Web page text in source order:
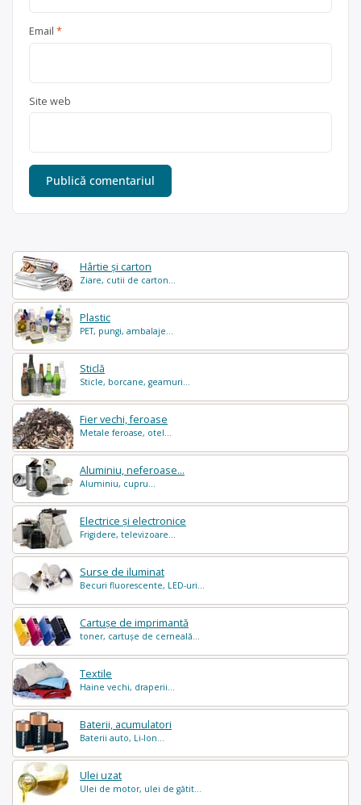
Hârtie și carton
Ziare, cutii de carton...
Plastic
PET, pungi, ambalaje...
Sticlă
Sticle, borcane, geamuri...
Fier vechi, feroase
Metale feroase, otel...
Aluminiu, neferoase...
Aluminiu, cupru...
Electrice și electronice
Frigidere, televizoare...
Surse de iluminat
Becuri fluorescente, LED-uri...
Cartușe de imprimantă
toner, cartușe de cerneală...
Textile
Haine vechi, draperii...
Baterii, acumulatori
Baterii auto, Li-Ion...
Ulei uzat
Ulei de motor, ulei de gătit...
Email *
Site web